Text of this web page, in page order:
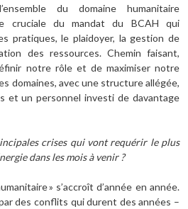
du domaine humanitaire
cruciale du mandat du BCAH qui
pratiques, le plaidoyer, la gestion de
des ressources. Chemin faisant,
notre rôle et de maximiser notre
domaines, avec une structure allégée,
et un personnel investi de davantage
crises qui vont requérir le plus
dans les mois à venir ?
» s’accroît d’année en année.
des conflits qui durent des années –